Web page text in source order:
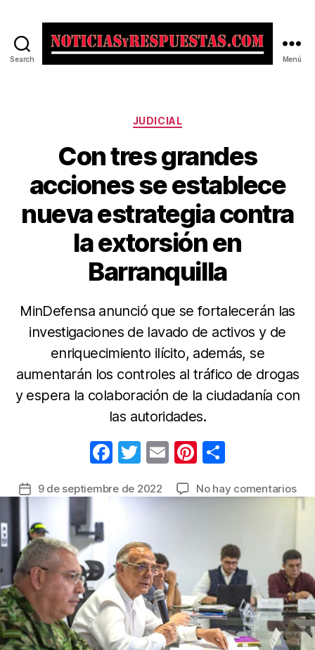
Search Menú
Categorías
JUDICIAL
Con tres grandes
acciones se establece
nueva estrategia contra
la extorsión en
Barranquilla
MinDefensa anunció que se fortalecerán las
investigaciones de lavado de activos y de
enriquecimiento ilícito, además, se
aumentarán los controles al tráfico de drogas
y espera la colaboración de la ciudadanía con
las autoridades.
F
c
b
o
o
k
T
itt
E
ail
Pi
er m
ar
tir
Fecha
la
entrada
9 de septiembre de 2022 No hay comentariosen
Con
se
la